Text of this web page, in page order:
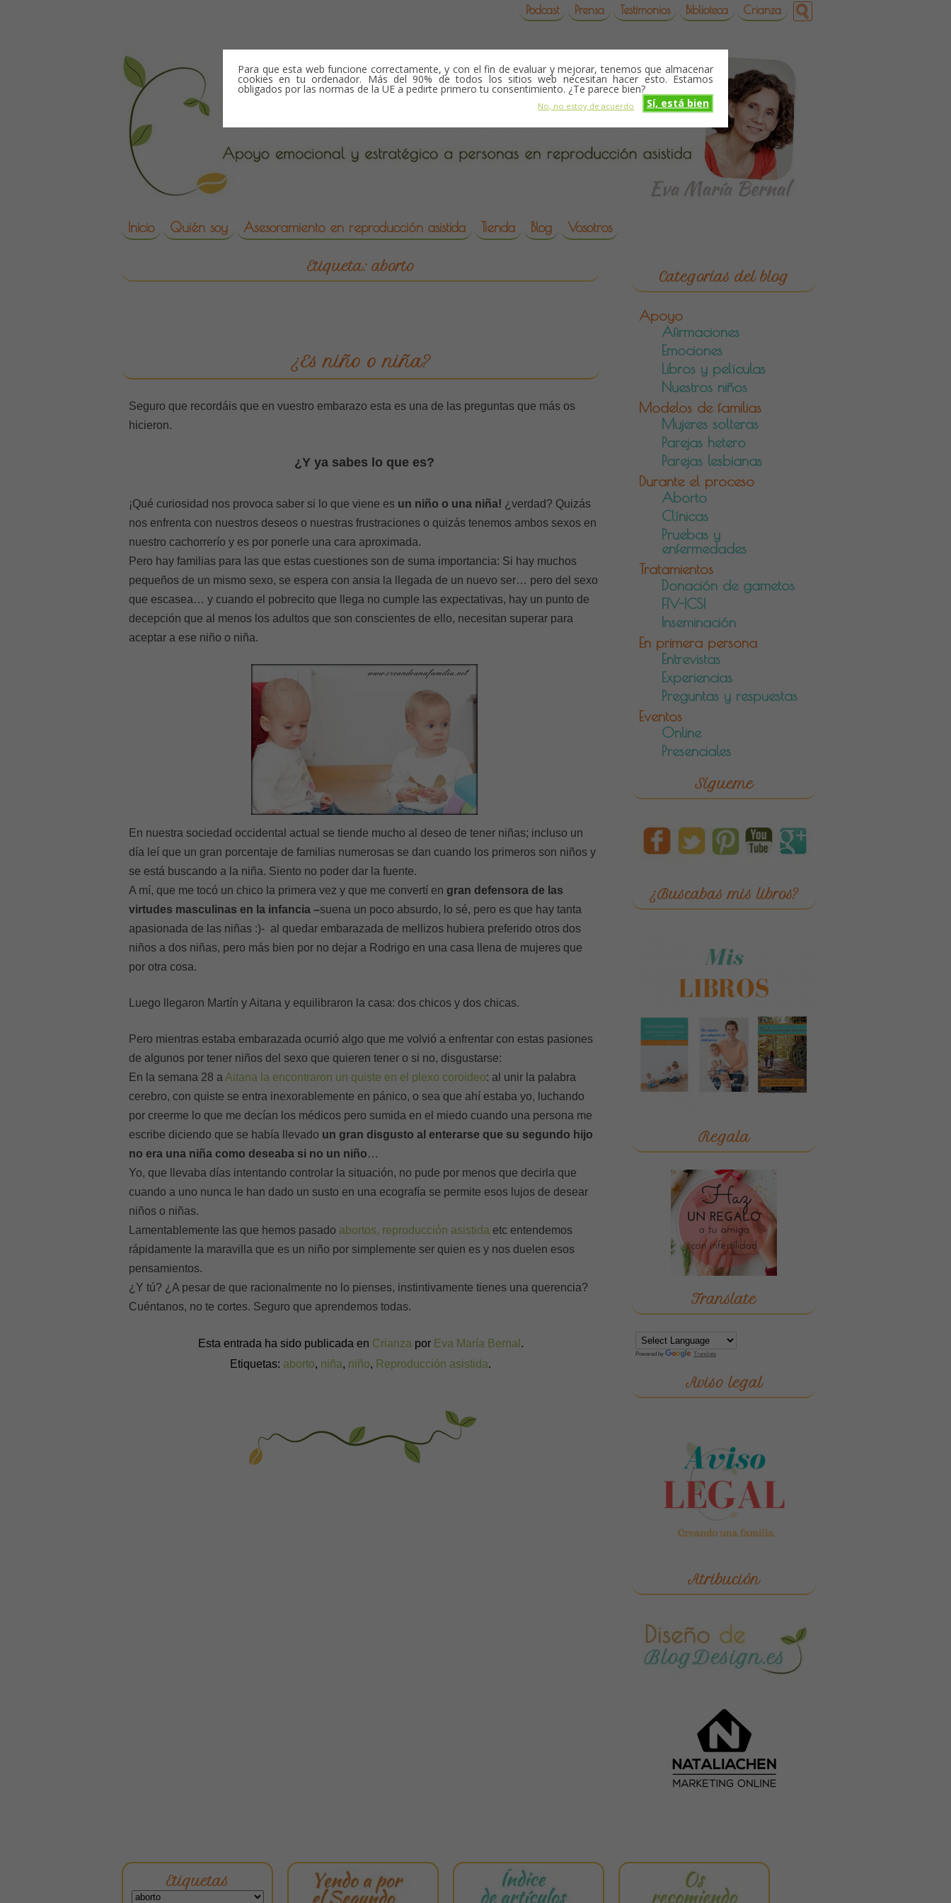
Para que esta web funcione correctamente, y con el fin de evaluar y mejorar, tenemos que almacenar
cookies en tu ordenador. Más del 90% de todos los sitios web necesitan hacer esto. Estamos
obligados por las normas de la UE a pedirte primero tu consentimiento. ¿Te parece bien?
Sí, está bien
No, no estoy de acuerdo
Podcast Prensa Testimonios Biblioteca Crianza
reproduccion asistida
Skip to content
Inicio Quién soy Asesoramiento en reproducción asistida Tienda Blog Vosotros
Etiqueta:aborto
¿Es niño o niña?
Seguro que recordáis que en vuestro embarazo esta es una de las preguntas que más os
hicieron.
¿Y ya sabes lo que es?
¡Qué curiosidad nos provoca saber si lo que viene es un niño o una niña! ¿verdad? Quizás
nos enfrenta con nuestros deseos o nuestras frustraciones o quizás tenemos ambos sexos en
nuestro cachorrerío y es por ponerle una cara aproximada.
Pero hay familias para las que estas cuestiones son de suma importancia: Si hay muchos
pequeños de un mismo sexo, se espera con ansia la llegada de un nuevo ser… pero del sexo
que escasea… y cuando el pobrecito que llega no cumple las expectativas, hay un punto de
decepción que al menos los adultos que son conscientes de ello, necesitan superar para
aceptar a ese niño o niña.
En nuestra sociedad occidental actual se tiende mucho al deseo de tener niñas; incluso un
día leí que un gran porcentaje de familias numerosas se dan cuando los primeros son niños y
se está buscando a la niña. Siento no poder dar la fuente.
A mí, que me tocó un chico la primera vez y que me convertí en gran defensora de las
virtudes masculinas en la infancia –suena un poco absurdo, lo sé, pero es que hay tanta
apasionada de las niñas :)- al quedar embarazada de mellizos hubiera preferido otros dos
niños a dos niñas, pero más bien por no dejar a Rodrigo en una casa llena de mujeres que
por otra cosa.
Luego llegaron Martín y Aitana y equilibraron la casa: dos chicos y dos chicas.
Pero mientras estaba embarazada ocurrió algo que me volvió a enfrentar con estas pasiones
de algunos por tener niños del sexo que quieren tener o si no, disgustarse:
En la semana 28 a Aitana la encontraron un quiste en el plexo coroideo: al unir la palabra
cerebro, con quiste se entra inexorablemente en pánico, o sea que ahí estaba yo, luchando
por creerme lo que me decían los médicos pero sumida en el miedo cuando una persona me
escribe diciendo que se había llevado un gran disgusto al enterarse que su segundo hijo
no era una niña como deseaba si no un niño…
Yo, que llevaba días intentando controlar la situación, no pude por menos que decirla que
cuando a uno nunca le han dado un susto en una ecografía se permite esos lujos de desear
niños o niñas.
Lamentablemente las que hemos pasado abortos, reproducción asistida etc entendemos
rápidamente la maravilla que es un niño por simplemente ser quien es y nos duelen esos
pensamientos.
¿Y tú? ¿A pesar de que racionalmente no lo pienses, instintivamente tienes una querencia?
Cuéntanos, no te cortes. Seguro que aprendemos todas.
Esta entrada ha sido publicada en Crianza por Eva María Bernal .
Etiquetas: aborto, niña, niño, Reproducción asistida.
Categorías del blog
Apoyo
Afirmaciones
Emociones
Libros y películas
Nuestros niños
Modelos de familias
Mujeres solteras
Parejas hetero
Parejas lesbianas
Durante el proceso
Aborto
Clínicas
Pruebas y
enfermedades
Tratamientos
Donación de gametos
FIV-ICSI
Inseminación
En primera persona
Entrevistas
Experiencias
Preguntas y respuestas
Eventos
Online
Presenciales
Sígueme
¿Buscabas mis libros?
Regala
Translate
Powered by Translate
Aviso legal
Atribución
Etiquetas